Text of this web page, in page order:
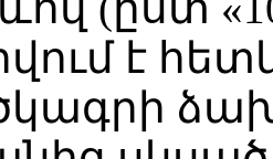
է